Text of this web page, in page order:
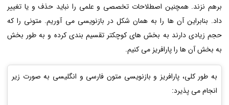
برهم نزند. همچنین اصطلاحات تخصصی و علمی را نباید حذف و یا تغییر
داد. بنابراین آن ها را به همان شکل در بازنویسی می آوریم. متونی را که
حجم زیادی دارند به بخش های کوچکتر تقسیم بندی کرده و به طور بخش
به بخش آن ها را پارافریز می کنیم.
به طور کلی، پارافریز و بازنویسی متون فارسی و انگلیسی به صورت زیر
انجام می پذیرد: